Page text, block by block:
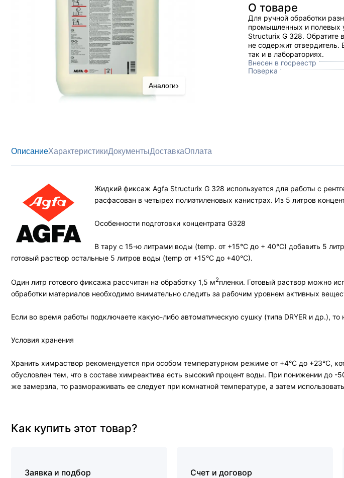
Аналоги›
О товаре
Для ручной обработки
промышленных и полевых
Structurix G 328. Обратите
не содержит отвердитель.
так и в лабораториях.
Внесен в госреестр
Поверка
ОписаниеХарактеристикиДокументыДоставкаОплата
Жидкий фиксаж Agfa Structurix G 328 используется для работы с
расфасован в четырех полиэтиленовых канистрах. Из 5 литров
Особенности подготовки концентрата G328
В тару с 15-ю литрами воды (temp. от +15°С до + 40°С) добавить 5
готовый раствор остальные 5 литров воды (temp от +15°С до +40°С).
Один литр готового фиксажа рассчитан на обработку 1,5 м2пленки. Готовый раствор можно
обработки материалов необходимо внимательно следить за рабочим уровнем активных
Если во время работы подключаете какую-либо автоматическую сушку (типа DRYER и др.),
Условия хранения
Хранить химраствор рекомендуется при особом температурном режиме от +4°С до +23°С,
обусловлен тем, что в составе химреактива есть высокий процент воды. При понижении до
же замерзла, то размораживать ее следует при комнатной температуре, а затем
Как купить этот товар?
Заявка и подбор Счет и договор